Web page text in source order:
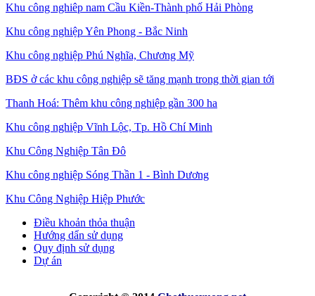
Khu công nghiêp nam Cầu Kiền-Thành phố Hải Phòng
Khu công nghiệp Yên Phong - Bắc Ninh
Khu công nghiệp Phú Nghĩa, Chương Mỹ
BĐS ở các khu công nghiệp sẽ tăng mạnh trong thời gian tới
Thanh Hoá: Thêm khu công nghiệp gần 300 ha
Khu công nghiệp Vĩnh Lộc, Tp. Hồ Chí Minh
Khu Công Nghiệp Tân Đô
Khu công nghiệp Sóng Thần 1 - Bình Dương
Khu Công Nghiệp Hiệp Phước
Điều khoản thỏa thuận
Hướng dẩn sử dụng
Quy định sử dụng
Dự án